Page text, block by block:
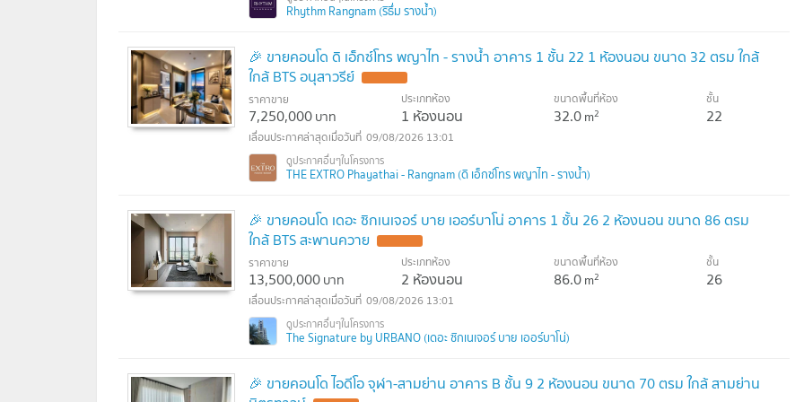
Rhythm Rangnam (ริธึ่ม รางน้ำ)
🎉 ขายคอนโด ดิ เอ็กซ์โทร พญาไท - รางน้ำ อาคาร 1 ชั้น 22 1 ห้องนอน ขนาด 32 ตรม ใกล้
ใกล้ BTS อนุสาวรีย์
ราคาขาย
7,250,000บาท
ประเภทห้อง
1 ห้องนอน
ขนาดพื้นที่ห้อง
32.0m2
ชั้น
22
09/08/2026 13:01
THE EXTRO Phayathai - Rangnam (ดิ เอ็กซ์โทร พญาไท - รางน้ำ)
🎉 ขายคอนโด เดอะ ซิกเนเจอร์ บาย เออร์บาโน่ อาคาร 1 ชั้น 26 2 ห้องนอน ขนาด 86 ตรม
ใกล้ BTS สะพานควาย
ราคาขาย
13,500,000บาท
ประเภทห้อง
2 ห้องนอน
ขนาดพื้นที่ห้อง
86.0m2
ชั้น
26
09/08/2026 13:01
The Signature by URBANO (เดอะ ซิกเนเจอร์ บาย เออร์บาโน่)
🎉 ขายคอนโด ไอดีโอ จุฬา-สามย่าน อาคาร B ชั้น 9 2 ห้องนอน ขนาด 70 ตรม ใกล้ สามย่าน